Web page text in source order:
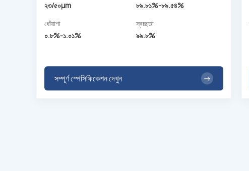
২৩/৫০µm
৮৯.৮১%-৮৯.৫৪%
ধোঁয়াশা
০.৮%-১.০১%
স্বচ্ছতা
৯৯.৮%
সম্পূর্ণ স্পেসিফিকেশন দেখুন →